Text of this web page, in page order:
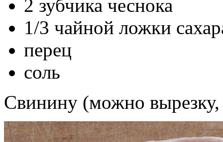
2 зубчика чеснока
1/3 чайной ложки
перец
соль
Свинину (можно вырезку,